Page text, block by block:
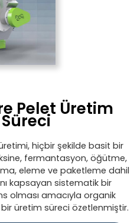
Pelet Üretim
hiçbir şekilde basit bir
fermantasyon, öğütme,
eleme ve paketleme dahil
kapsayan sistematik bir
olması amacıyla organik
üretim süreci özetlenmiştir.